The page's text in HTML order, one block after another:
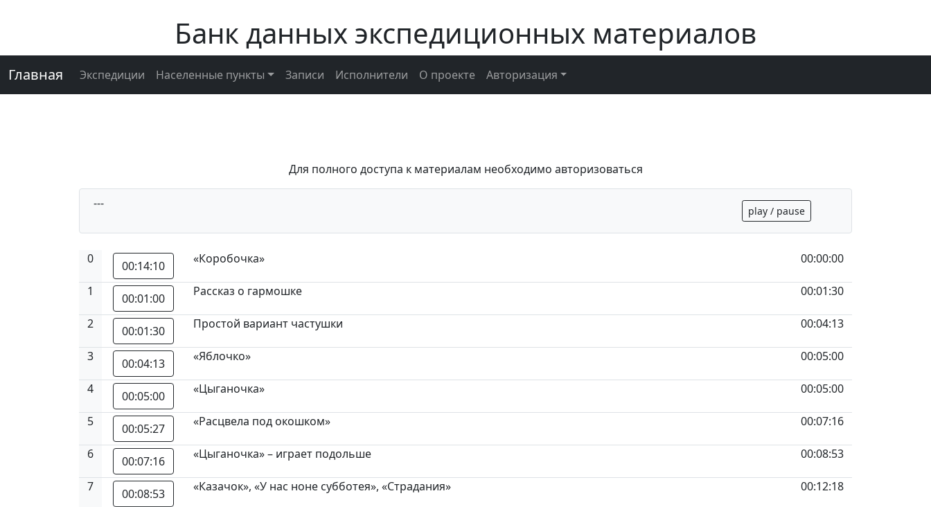
Банк данных экспедиционных материалов
Главная Экспедиции Населенные пункты Записи Исполнители О проекте Авторизация
Для полного доступа к материалам необходимо авторизоваться
---
play / pause
0 00:14:10 «Коробочка» 00:00:00
1 00:01:00 Рассказ о гармошке 00:01:30
2 00:01:30 Простой вариант частушки 00:04:13
3 00:04:13 «Яблочко» 00:05:00
4 00:05:00 «Цыганочка» 00:05:00
5 00:05:27 «Расцвела под окошком» 00:07:16
6 00:07:16 «Цыганочка» – играет подольше 00:08:53
7 00:08:53 «Казачок», «У нас ноне субботея», «Страдания» 00:12:18